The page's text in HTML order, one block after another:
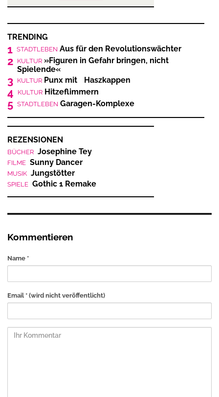
TRENDING
1 STADTLEBEN Aus für den Revolutionswächter
2 KULTUR »Figuren in Gefahr bringen, nicht
Spielende«
3 KULTUR Punx mit Haszkappen
4 KULTUR Hitzeflimmern
5 STADTLEBEN Garagen-Komplexe
REZENSIONEN
BÜCHER Josephine Tey
FILME Sunny Dancer
MUSIK Jungstötter
SPIELE Gothic 1 Remake
Kommentieren
Name *
Email * (wird nicht veröffentlicht)